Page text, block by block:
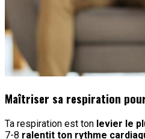
Maîtriser sa respiration
Ta respiration est ton levier le
7-8 ralentit ton rythme